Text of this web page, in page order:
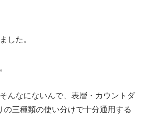
した。
んなにないんで、表層・カウントダ
の三種類の使い分けで十分通用する